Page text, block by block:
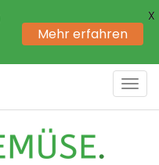
Mehr erfahren
X